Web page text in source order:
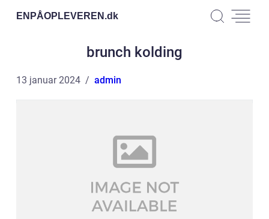
ENPÅOPLEVEREN.dk
brunch kolding
13 januar 2024 admin